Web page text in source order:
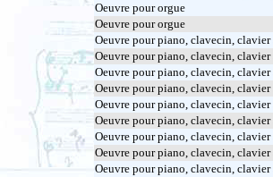
Oeuvre pour orgue
Oeuvre pour orgue
Oeuvre pour piano, clavecin, clavier
Oeuvre pour piano, clavecin, clavier
Oeuvre pour piano, clavecin, clavier
Oeuvre pour piano, clavecin, clavier
Oeuvre pour piano, clavecin, clavier
Oeuvre pour piano, clavecin, clavier
Oeuvre pour piano, clavecin, clavier
Oeuvre pour piano, clavecin, clavier
Oeuvre pour piano, clavecin, clavier